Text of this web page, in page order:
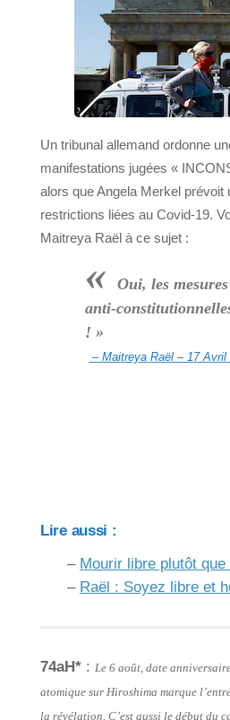
Un tribunal allemand ordonne
manifestations jugées «
alors que Angela Merkel
restrictions liées au Covid-19.
Maitreya Raël à ce sujet :
«
Oui, les
anti-
! »
– Maitreya Raël – 17 Avril
Lire aussi :
– Mourir libre plutôt
– Raël : Soyez libre et
74aH* : Le 6 août, date
atomique sur Hiroshima marque
la révélation. C’est aussi le début du